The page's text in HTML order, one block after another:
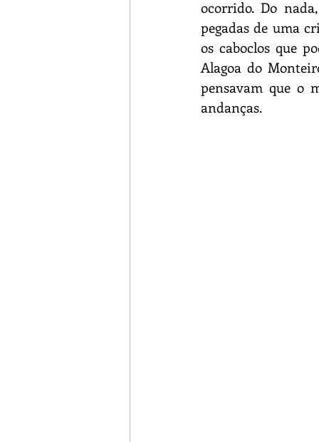
ocorrido. Do
pegadas de uma
os caboclos que
Alagoa do
pensavam que o
andanças.